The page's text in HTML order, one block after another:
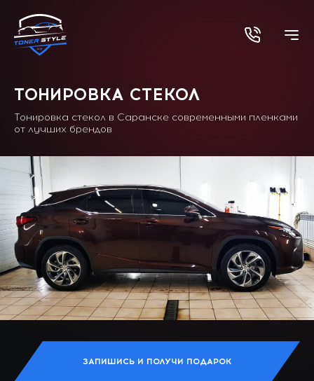
ТОНИРОВКА СТЕКОЛ
Тонировка стекол в Саранске современными пленками
от лучших брендов
ЗАПИШИСЬ И ПОЛУЧИ ПОДАРОК